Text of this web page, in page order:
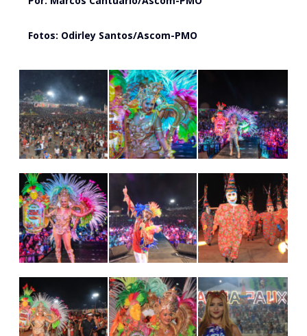
Fotos: Odirley Santos/Ascom-PMO